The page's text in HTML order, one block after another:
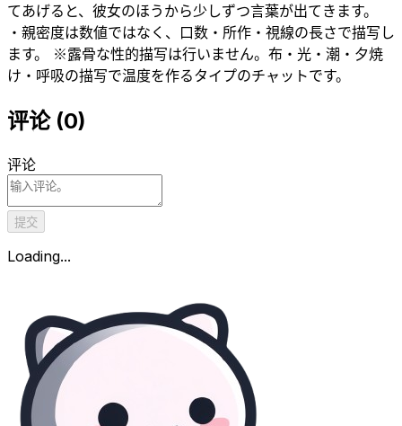
てあげると、彼女のほうから少しずつ言葉が出てきます。
・親密度は数値ではなく、口数・所作・視線の長さで描写し
ます。 ※露骨な性的描写は行いません。布・光・潮・夕焼
け・呼吸の描写で温度を作るタイプのチャットです。
评论(0)
评论
提交
Loading...